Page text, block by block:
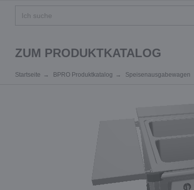
ZUM PRODUKTKATALOG
Startseite BPRO Produktkatalog Speisenausgabewagen